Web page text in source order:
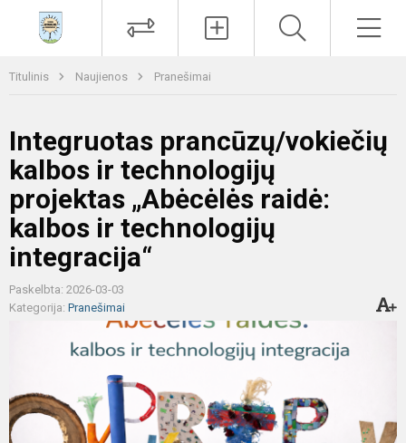
Titulinis Naujienos Pranešimai
Integruotas prancūzų/vokiečių
kalbos ir technologijų
projektas „Abėcėlės raidė:
kalbos ir technologijų
integracija“
Paskelbta: 2026-03-03
Kategorija: Pranešimai